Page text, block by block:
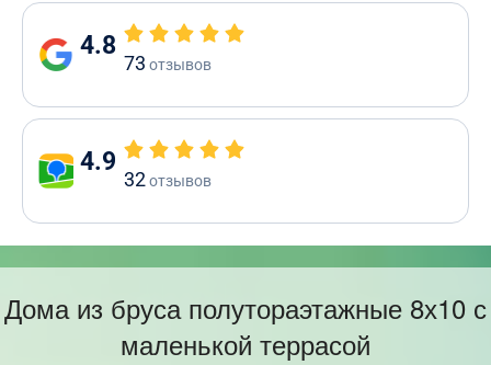
4.8
73 отзывов
4.9
32отзывов
Дома из бруса полутораэтажные 8х10 с
маленькой террасой